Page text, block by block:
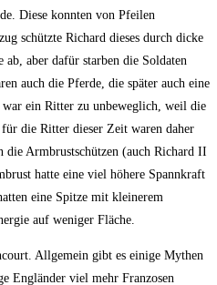
Diese konnten von Pfeilen
schützte Richard dieses durch dicke
aber dafür starben die Soldaten
auch die Pferde, die später auch eine
war ein Ritter zu unbeweglich, weil die
die Ritter dieser Zeit waren daher
die Armbrustschützen (auch Richard II
hatte eine viel höhere Spannkraft
eine Spitze mit kleinerem
auf weniger Fläche.
Allgemein gibt es einige Mythen
Engländer viel mehr Franzosen